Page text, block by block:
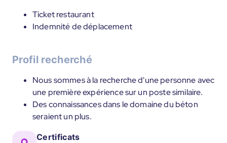
Ticket restaurant
Indemnité de déplacement
Profil recherché
Nous sommes à la recherche d'une personne avec
une première expérience sur un poste similaire.
Des connaissances dans le domaine du béton
seraient un plus.
Certificats